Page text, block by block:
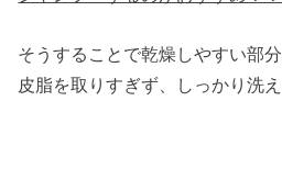
そうすることで乾燥しやすい部
皮脂を取りすぎず、しっかり洗え